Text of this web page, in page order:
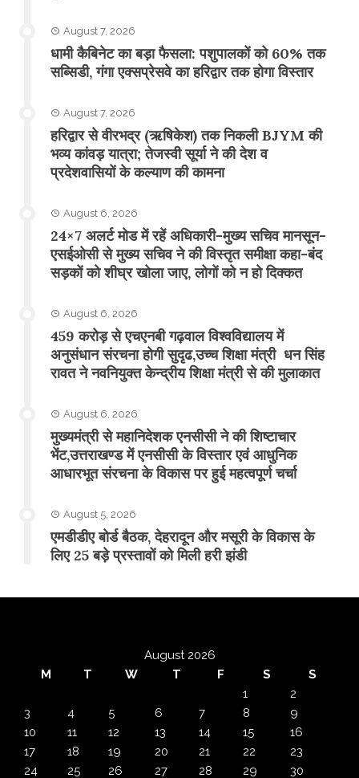
August 7, 2026
​धामी कैबिनेट का बड़ा फैसला: पशुपालकों को 60% तक
सब्सिडी, गंगा एक्सप्रेसवे का हरिद्वार तक होगा विस्तार
August 7, 2026
​हरिद्वार से वीरभद्र (ऋषिकेश) तक निकली BJYM की
भव्य कांवड़ यात्रा; तेजस्वी सूर्या ने की देश व
प्रदेशवासियों के कल्याण की कामना
August 6, 2026
24×7 अलर्ट मोड में रहें अधिकारी-मुख्य सचिव मानसून-
एसईओसी से मुख्य सचिव ने की विस्तृत समीक्षा कहा-बंद
सड़कों को शीघ्र खोला जाए, लोगों को न हो दिक्कत
August 6, 2026
459 करोड़ से एचएनबी गढ़वाल विश्वविद्यालय में
अनुसंधान संरचना होगी सुदृढ,उच्च शिक्षा मंत्री धन सिंह
रावत ने नवनियुक्त केन्द्रीय शिक्षा मंत्री से की मुलाकात
August 6, 2026
मुख्यमंत्री से महानिदेशक एनसीसी ने की शिष्टाचार
भेंट,उत्तराखण्ड में एनसीसी के विस्तार एवं आधुनिक
आधारभूत संरचना के विकास पर हुई महत्वपूर्ण चर्चा
August 5, 2026
एमडीडीए बोर्ड बैठक, देहरादून और मसूरी के विकास के
लिए 25 बड़े प्रस्तावों को मिली हरी झंडी
August 2026
M
T W T F S
S
1
2
3
4 5 6 7 8
9
10
11 12 13 14 15
16
17
18 19 20 21 22
23
24
25 26 27 28 29
30